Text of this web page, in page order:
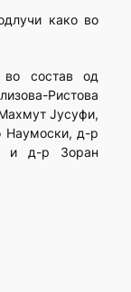
како во
состав од
Ристова
Јусуфи,
Наумоски, д-р
и д-р Зоран